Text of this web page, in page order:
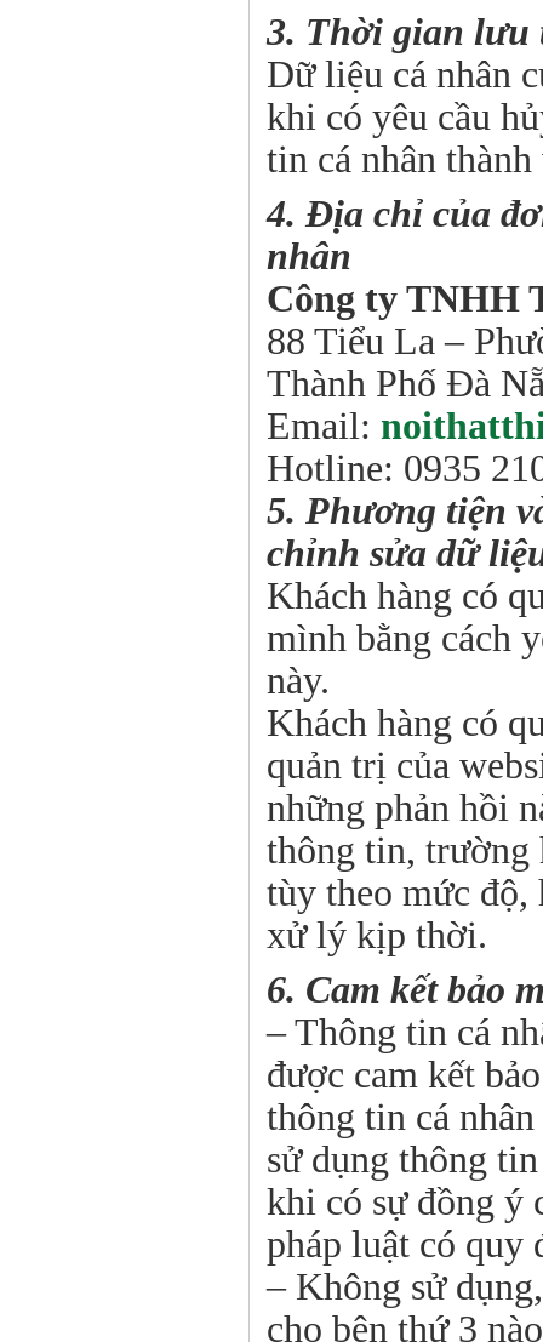
3. Thời gian lưu
Dữ liệu cá nhân
khi có yêu cầu
tin cá nhân
4. Địa chỉ của
nhân
Công ty TNHH
88 Tiểu La –
Thành Phố Đà
Email:
Hotline: 0935
5. Phương tiện
chỉnh sửa dữ
Khách hàng có
mình bằng cách
này.
Khách hàng có
quản trị của
những phản hồi
thông tin, trường
tùy theo mức độ,
xử lý kịp thời.
6. Cam kết bảo
– Thông tin cá
được cam kết
thông tin cá
sử dụng thông
khi có sự đồng ý
pháp luật có quy
– Không sử
cho bên thứ 3